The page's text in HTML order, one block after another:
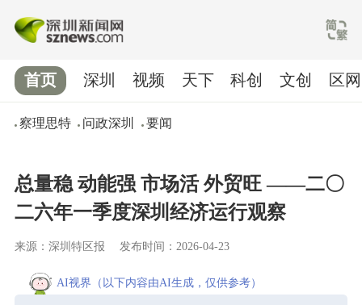
首页
察理思特 问政深圳 要闻
深圳 视频 天下 科创 文创 区网
总量稳 动能强 市场活 外贸旺 ——二〇
二六年一季度深圳经济运行观察
来源：深圳特区报 发布时间：2026-04-23
AI视界 （以下内容由AI生成，仅供参考）